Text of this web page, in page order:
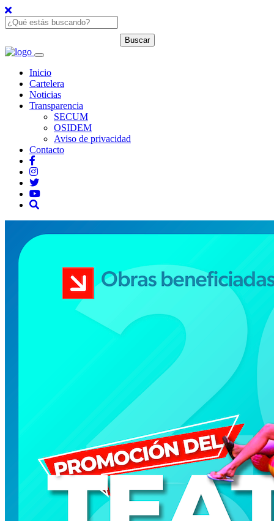
Inicio
Cartelera
Noticias
Transparencia
SECUM
OSIDEM
Aviso de privacidad
Contacto